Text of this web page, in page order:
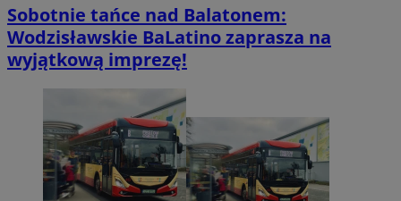
Sobotnie tańce nad Balatonem:
Wodzisławskie BaLatino zaprasza na
wyjątkową imprezę!